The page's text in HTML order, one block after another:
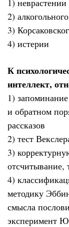
1) неврастении
2)
3)
4) истерии
К
интеллект,
1)
и обратном
рассказов
2) тест
3)
4)
методику
смысла
эксперимент